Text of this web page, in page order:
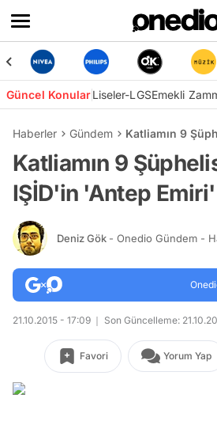
Güncel KonularLiseler-LGSEmekli
Haberler Gündem Katliamın 9
Katliamın 9
IŞİD'in 'Antep Emiri'
Deniz Gök - Onedio Gündem -
21.10.2015 - 17:09 Son Güncelleme:
Favori Yorum Yap